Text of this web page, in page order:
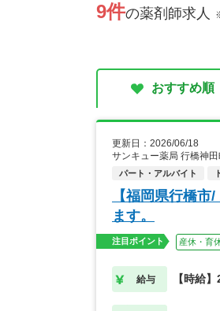
9件の薬剤師求人
おすすめ順
更新日：2026/06/18
サンキュー薬局 行橋神
パート・アルバイト
【福岡県行橋
ます。
注目ポイント 産休・育
給与 【時給